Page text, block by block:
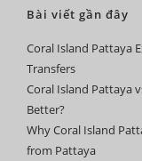
Bài viết gần đây
Coral Island Pattaya
Transfers
Coral Island Pattaya
Better?
Why Coral Island
from Pattaya